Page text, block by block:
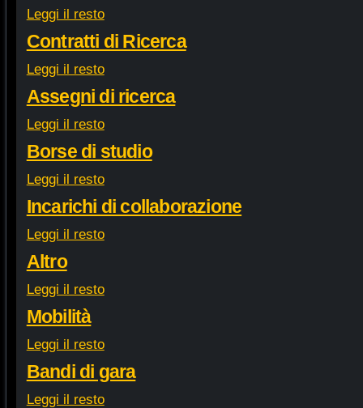
Leggi il resto
Contratti di Ricerca
Leggi il resto
Assegni di ricerca
Leggi il resto
Borse di studio
Leggi il resto
Incarichi di collaborazione
Leggi il resto
Altro
Leggi il resto
Mobilità
Leggi il resto
Bandi di gara
Leggi il resto